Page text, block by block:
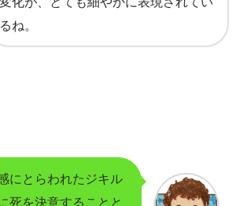
るね。
にとらわれたジキル
死を決意することと